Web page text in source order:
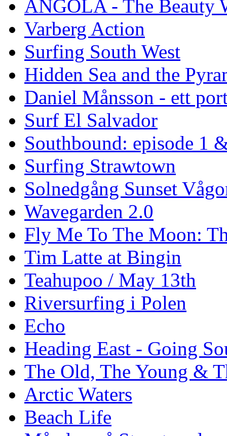
ANGOLA - The Beauty
Varberg Action
Surfing South West
Hidden Sea and the
Daniel Månsson - ett
Surf El Salvador
Southbound: episode 1
Surfing Strawtown
Solnedgång Sunset
Wavegarden 2.0
Fly Me To The Moon:
Tim Latte at Bingin
Teahupoo / May 13th
Riversurfing i Polen
Echo
Heading East - Going
The Old, The Young &
Arctic Waters
Beach Life